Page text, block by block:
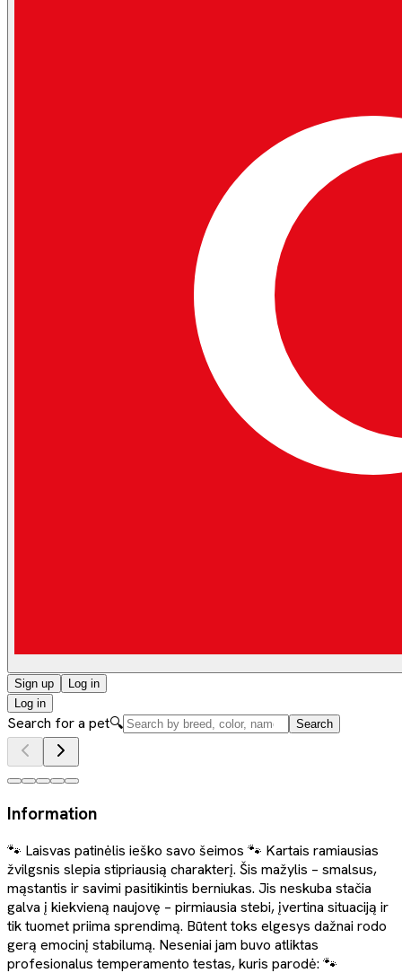
Sign up
Log in
Log in
Search for a pet🔍 Search
Information
🐾 Laisvas patinėlis ieško savo šeimos 🐾 Kartais ramiausias
žvilgsnis slepia stipriausią charakterį. Šis mažylis – smalsus,
mąstantis ir savimi pasitikintis berniukas. Jis neskuba stačia
galva į kiekvieną naujovę – pirmiausia stebi, įvertina situaciją ir
tik tuomet priima sprendimą. Būtent toks elgesys dažnai rodo
gerą emocinį stabilumą. Neseniai jam buvo atliktas
profesionalus temperamento testas, kuris parodė: 🐾